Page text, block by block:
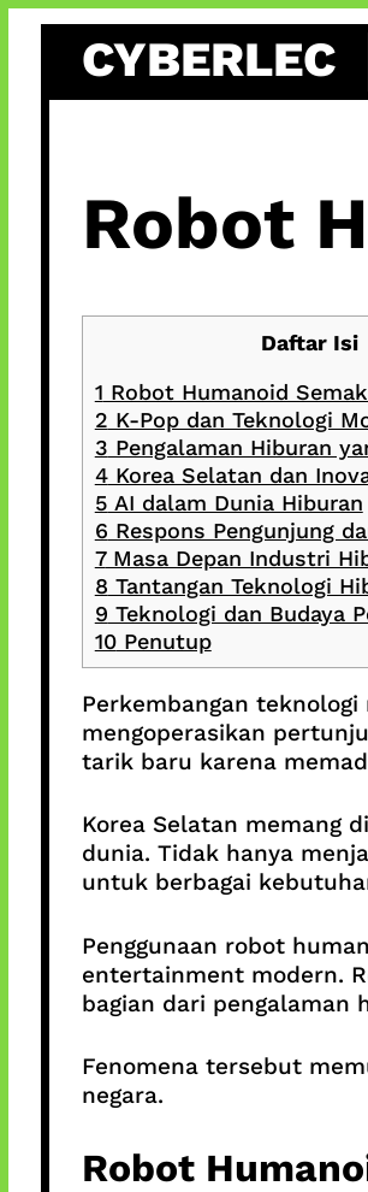
content
CYBERLEC
Robot
Daftar Isi
1 Robot Humanoid
2 K-Pop dan Teknologi
3 Pengalaman Hiburan
4Korea Selatan dan
5 AI dalam Dunia Hiburan
6 Respons Pengunjung
7Masa Depan Industri
8 Tantangan Teknologi
9 Teknologi dan Budaya
10Penutup
Perkembangan
mengoperasikan
tarik baru karena
Korea Selatan memang
dunia. Tidak hanya
untuk berbagai
Penggunaan robot
entertainment modern.
bagian dari pengalaman
Fenomena tersebut
negara.
Robot